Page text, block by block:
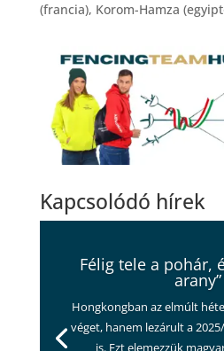
(francia), Korom-Hamza
Kapcsolódó hírek
Félig tele a pohár,
arany”
Hongkongban az elmúlt
véget, hanem lezárult a